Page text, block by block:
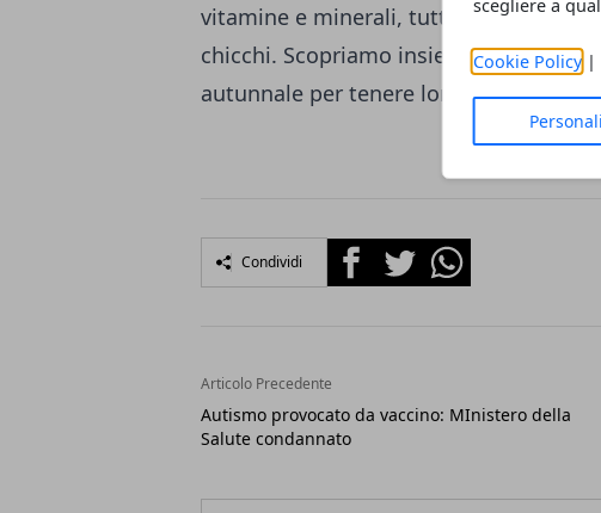
scegliere a
Cookie Policy|
vitamine e minerali, tutte queste
chicchi. Scopriamo insieme perché
autunnale per tenere lontana
Condividi FacebookTwitterWhatsapp
Articolo Precedente
Autismo provocato da vaccino: MInistero della
Salute condannato